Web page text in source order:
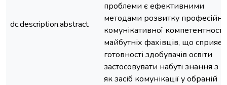
dc.description.abstract
проблеми є ефективними
методами розвитку
комунікативної компетентності
майбутніх фахівців, що сприяє
готовності здобувачів освіти
застосовувати набуті знання з
як засіб комунікації у обраній